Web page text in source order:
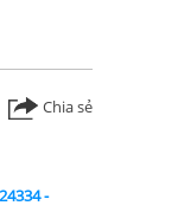
Chia sẻ
-